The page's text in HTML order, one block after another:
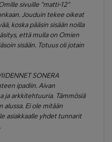
sivuille "matti-12"
Jouduin tekee oikeat
koska pääsin sisään noilla
että mulla on Omien
sisään. Totuus oli jotain
SONERA
ipadiin. Aivan
ja arkkitehtuuria. Tämmösiä
alussa. Ei ole mitään
asiakkaalle yhdet tunnarit